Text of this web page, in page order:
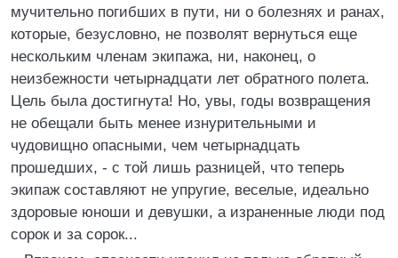
мучительно погибших в пути, ни о болезнях и ранах,
которые, безусловно, не позволят вернуться еще
нескольким членам экипажа, ни, наконец, о
неизбежности четырнадцати лет обратного полета.
Цель была достигнута! Но, увы, годы возвращения
не обещали быть менее изнурительными и
чудовищно опасными, чем четырнадцать
прошедших, - с той лишь разницей, что теперь
экипаж составляют не упругие, веселые, идеально
здоровые юноши и девушки, а израненные люди под
сорок и за сорок...